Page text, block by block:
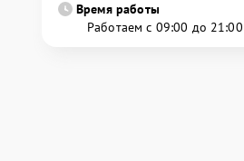
Время работы
Работаем с 09:00 до 21:00